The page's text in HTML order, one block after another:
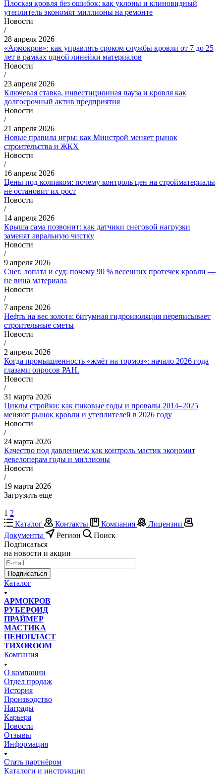
Плоская кровля без ошибок: как уклоны и клиновидный
утеплитель экономят миллионы на ремонте
Новости
/
28 апреля 2026
«Армокров»: как управлять сроком службы кровли от 7 до 25
лет в рамках одной линейки материалов
Новости
/
23 апреля 2026
Ключевая ставка, инвестиционная пауза и кровля как
долгосрочный актив предприятия
Новости
/
21 апреля 2026
Новые правила игры: как Минстрой меняет рынок
строительства и ЖКХ
Новости
/
16 апреля 2026
Цены под колпаком: почему контроль цен на стройматериалы
не остановит их рост
Новости
/
14 апреля 2026
Крыша сама позвонит: как датчики снеговой нагрузки
заменят авральную чистку
Новости
/
9 апреля 2026
Снег, лопата и суд: почему 90 % весенних протечек кровли —
не вина материала
Новости
/
7 апреля 2026
Нефть на вес золота: битумная гидроизоляция переписывает
строительные сметы
Новости
/
2 апреля 2026
Когда промышленность «жмёт на тормоз»: начало 2026 года
глазами опросов РАН.
Новости
/
31 марта 2026
Циклы стройки: как пиковые годы и провалы 2014–2025
меняют рынок кровли и утеплителей в 2026 году
Новости
/
24 марта 2026
Качество под давлением: как контроль мастик экономит
девелоперам годы и миллионы
Новости
/
19 марта 2026
Загрузить еще
1 2
Каталог
Контакты Компания
Лицензии
Документы
Регион
Поиск
Подписаться
на новости и акции
Подписаться
Каталог
АРМОКРОВ
РУБЕРОИД
ПРАЙМЕР
МАСТИКА
ПЕНОПЛАСТ
ТИХОROOM
Компания
О компании
Отдел продаж
История
Производство
Награды
Карьера
Новости
Отзывы
Информация
Стать партнёром
Каталоги и инструкции